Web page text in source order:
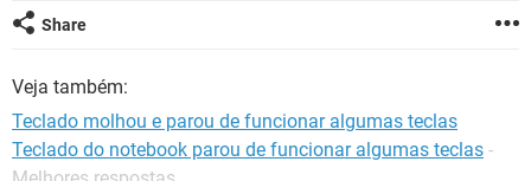
Share
Veja também:
Teclado molhou e parou de funcionar algumas teclas
Teclado do notebook parou de funcionar algumas teclas -